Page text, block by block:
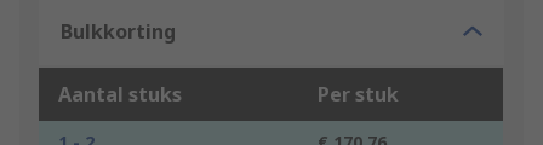
Bulkkorting
Aantal stuks Per stuk